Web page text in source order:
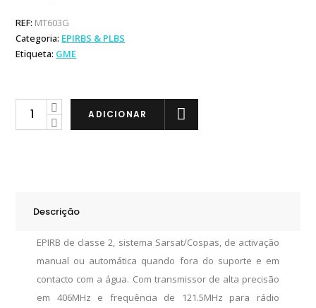
REF: MT603G
Categoria: EPIRBS & PLBS
Etiqueta: GME
GME
ADICIONAR
Descrição
EPIRB de classe 2, sistema Sarsat/Cospas, de activação
manual ou automática quando fora do suporte e em
contacto com a água. Com transmissor de alta precisão
em 406MHz e frequência de 121.5MHz para rádio